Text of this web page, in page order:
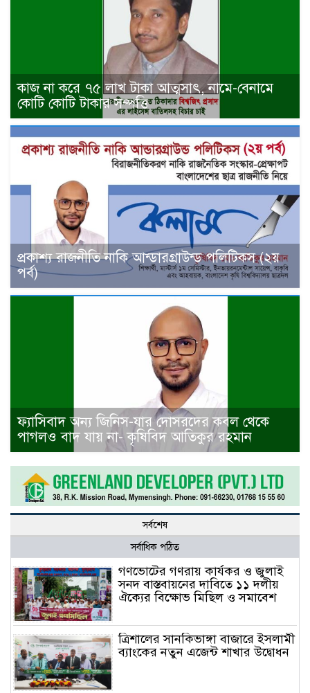
কাজ না করে ৭৫ লাখ টাকা আত্মসাৎ, নামে-বেনামে
কোটি কোটি টাকার সম্পত্তি
প্রকাশ্য রাজনীতি নাকি আন্ডারগ্রাউন্ড পলিটিকস (২য়
পর্ব)
ফ্যাসিবাদ অন্য জিনিস-যার দোসরদের কবল থেকে
পাগলও বাদ যায় না- কৃষিবিদ আতিকুর রহমান
সর্বশেষ
সর্বাধিক পঠিত
গণভোটের গণরায় কার্যকর ও জুলাই
সনদ বাস্তবায়নের দাবিতে ১১ দলীয়
ঐক্যের বিক্ষোভ মিছিল ও সমাবেশ
ত্রিশালের সানকিভাঙ্গা বাজারে ইসলামী
ব্যাংকের নতুন এজেন্ট শাখার উদ্বোধন